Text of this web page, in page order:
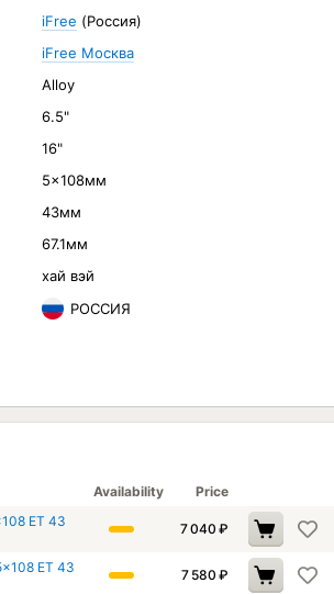
iFree (Россия)
iFree Москва
Alloy
6.5"
16"
5x108мм
43мм
67.1мм
хай вэй
РОССИЯ
Availability
Price
ET 43
7 040 ₽
ET 43
7 580 ₽